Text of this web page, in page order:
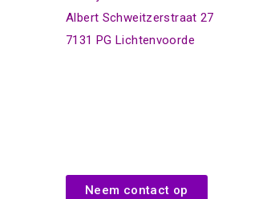
Albert Schweitzerstraat 27
7131 PG Lichtenvoorde
Neem contact op